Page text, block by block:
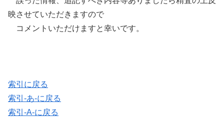
映させていただきますので
コメントいただけますと幸いです。
索引に戻る
索引-あ-に戻る
索引-A-に戻る